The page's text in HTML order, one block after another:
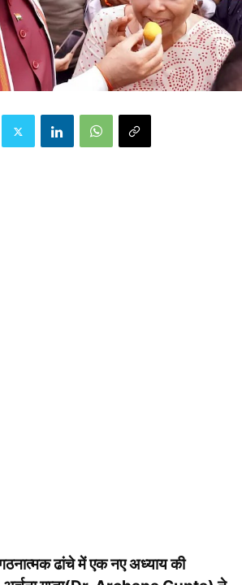
ढांचे में एक नए अध्याय की